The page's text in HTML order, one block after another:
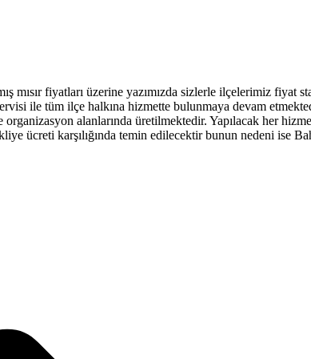
fiyatları üzerine yazımızda sizlerle ilçelerimiz fiyat
ile tüm ilçe halkına hizmette bulunmaya devam
organizasyon alanlarında üretilmektedir. Yapılacak her
ücreti karşılığında temin edilecektir bunun nedeni ise